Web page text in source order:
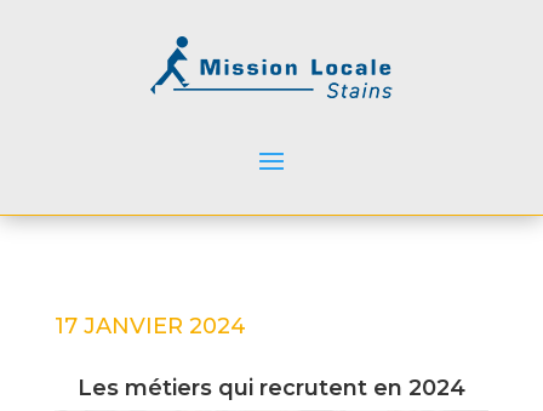
17 JANVIER 2024
Les métiers qui recrutent en 2024